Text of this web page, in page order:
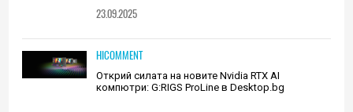
23.09.2025
HICOMMENT
Открий силата на новите Nvidia RTX AI
компютри: G:RIGS ProLine в Desktop.bg